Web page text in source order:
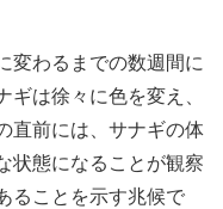
変わるまでの数週間に
は徐々に色を変え、
直前には、サナギの体
状態になることが観察
ることを示す兆候で